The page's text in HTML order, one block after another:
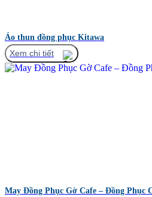
Áo thun đồng phục Kitawa
Xem chi tiết
May Đồng Phục Gờ Cafe – Đồng Phục